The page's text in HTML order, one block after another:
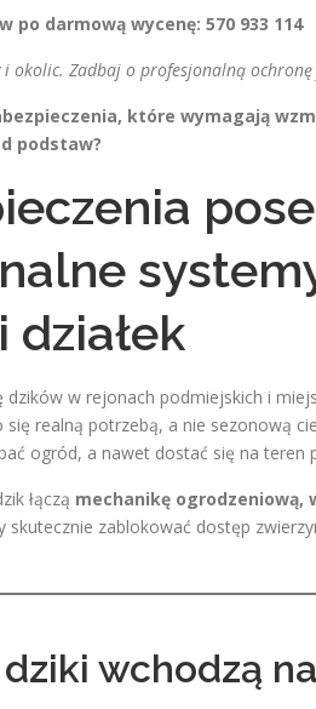
po darmową wycenę: 570 933 114
i okolic. Zadbaj o profesjonalną ochronę
które wymagają
podstaw?
działek
dzików w rejonach podmiejskich i
się realną potrzebą, a nie sezonową
ogród, a nawet dostać się na teren
łączą mechanikę
skutecznie zablokować dostęp
wchodzą